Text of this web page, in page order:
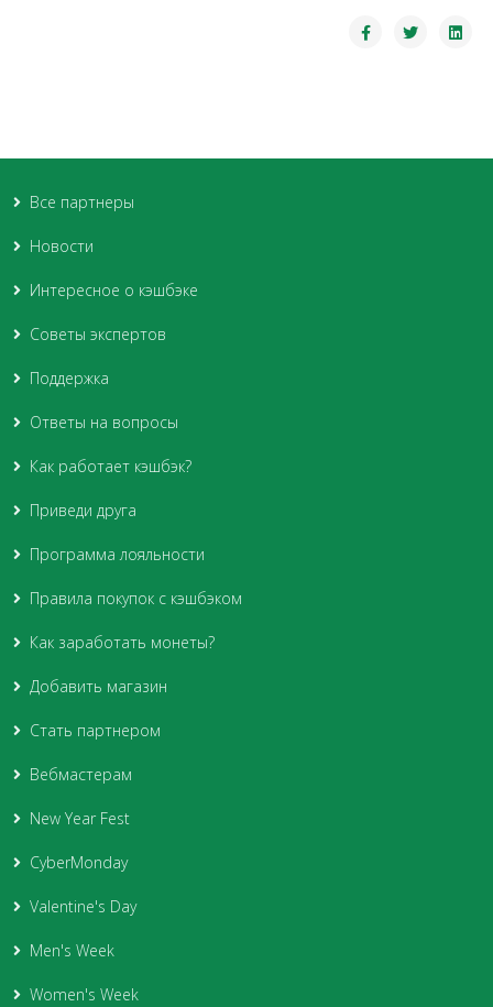
Все партнеры
Новости
Интересное о кэшбэке
Советы экспертов
Поддержка
Ответы на вопросы
Как работает кэшбэк?
Приведи друга
Программа лояльности
Правила покупок с кэшбэком
Как заработать монеты?
Добавить магазин
Стать партнером
Вебмастерам
New Year Fest
CyberMonday
Valentine's Day
Men's Week
Women's Week